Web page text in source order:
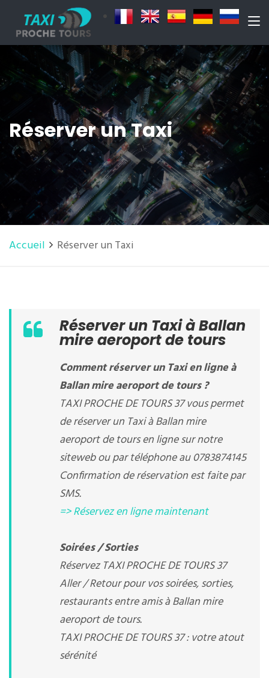
Réserver un Taxi
Accueil Réserver un Taxi
Réserver un Taxi à Ballan
mire aeroport de tours
Comment réserver un Taxi en ligne à
Ballan mire aeroport de tours ?
TAXI PROCHE DE TOURS 37 vous permet
de réserver un Taxi à Ballan mire
aeroport de tours en ligne sur notre
siteweb ou par téléphone au 0783874145
Confirmation de réservation est faite par
SMS.
=> Réservez en ligne maintenant
Soirées / Sorties
Réservez TAXI PROCHE DE TOURS 37
Aller / Retour pour vos soirées, sorties,
restaurants entre amis à Ballan mire
aeroport de tours.
TAXI PROCHE DE TOURS 37 : votre atout
sérénité